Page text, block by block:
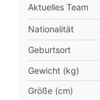
Aktuelles Team
Nationalität
Geburtsort
Gewicht (kg)
Größe (cm)